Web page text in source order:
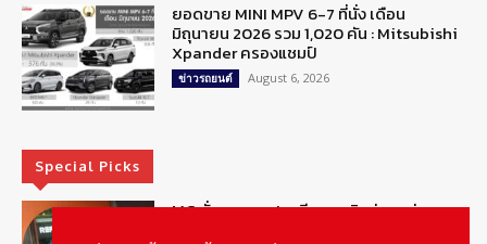
ยอดขาย MINI MPV 6-7 ที่นั่ง เดือน
มิถุนายน 2026 รวม 1,020 คัน : Mitsubishi
Xpander ครองแชมป์
ข่าวรถยนต์ August 6, 2026
Special Picks
MG ลั่นกลองรบ! เตรียมลุยชิงส่วนแบ่งตลาด